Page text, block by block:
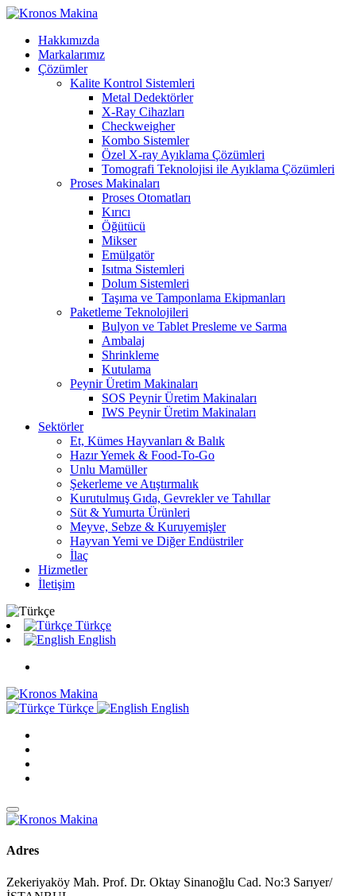
Hakkımızda
Markalarımız
Çözümler
Kalite Kontrol Sistemleri
Metal Dedektörler
X-Ray Cihazları
Checkweigher
Kombo Sistemler
Özel X-ray Ayıklama Çözümleri
Tomografi Teknolojisi ile Ayıklama Çözümleri
Proses Makinaları
Proses Otomatları
Kırıcı
Öğütücü
Mikser
Emülgatör
Isıtma Sistemleri
Dolum Sistemleri
Taşıma ve Tamponlama Ekipmanları
Paketleme Teknolojileri
Bulyon ve Tablet Presleme ve Sarma
Ambalaj
Shrinkleme
Kutulama
Peynir Üretim Makinaları
SOS Peynir Üretim Makinaları
IWS Peynir Üretim Makinaları
Sektörler
Et, Kümes Hayvanları & Balık
Hazır Yemek & Food-To-Go
Unlu Mamüller
Şekerleme ve Atıştırmalık
Kurutulmuş Gıda, Gevrekler ve Tahıllar
Süt & Yumurta Ürünleri
Meyve, Sebze & Kuruyemişler
Hayvan Yemi ve Diğer Endüstriler
İlaç
Hizmetler
İletişim
Türkçe
English
Türkçe English
Adres
Zekeriyaköy Mah. Prof. Dr. Oktay Sinanoğlu Cad. No:3 Sarıyer/